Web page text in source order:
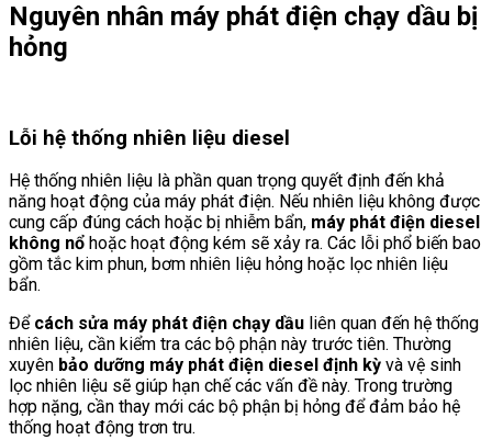
Nguyên nhân máy phát điện chạy dầu bị
hỏng
Lỗi hệ thống nhiên liệu diesel
Hệ thống nhiên liệu là phần quan trọng quyết định đến khả
năng hoạt động của máy phát điện. Nếu nhiên liệu không được
cung cấp đúng cách hoặc bị nhiễm bẩn, máy phát điện diesel
không nổ hoặc hoạt động kém sẽ xảy ra. Các lỗi phổ biến bao
gồm tắc kim phun, bơm nhiên liệu hỏng hoặc lọc nhiên liệu
bẩn.
Để cách sửa máy phát điện chạy dầu liên quan đến hệ thống
nhiên liệu, cần kiểm tra các bộ phận này trước tiên. Thường
xuyên bảo dưỡng máy phát điện diesel định kỳ và vệ sinh
lọc nhiên liệu sẽ giúp hạn chế các vấn đề này. Trong trường
hợp nặng, cần thay mới các bộ phận bị hỏng để đảm bảo hệ
thống hoạt động trơn tru.